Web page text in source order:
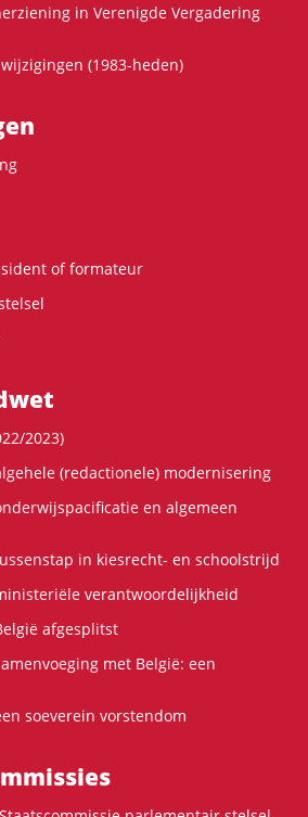
in Verenigde Vergadering
(1983-heden)
of formateur
2023)
(redactionele) modernisering
en algemeen
in kiesrecht- en schoolstrijd
verantwoordelijkheid
afgesplitst
met België: een
soeverein vorstendom